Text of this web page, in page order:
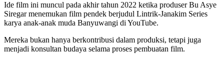
Ide film ini muncul pada akhir tahun 2022 ketika produser Bu Asye
Siregar menemukan film pendek berjudul Lintrik-Janakim Series
karya anak-anak muda Banyuwangi di YouTube.
Mereka bukan hanya berkontribusi dalam produksi, tetapi juga
menjadi konsultan budaya selama proses pembuatan film.